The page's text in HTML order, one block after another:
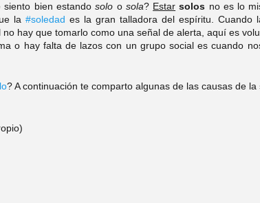
siento bien estando
solo o sola? Estar solos no es lo
la #soledad
hay que tomarlo como una señal de alerta, aquí es
o hay falta de lazos con un grupo social es cuando
? A continuación te comparto algunas de las causas de la